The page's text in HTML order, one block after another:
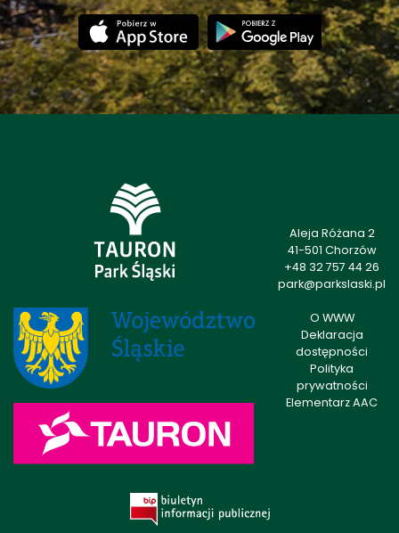
Aleja Różana 2
41-501 Chorzów
+48 32 757 44 26
park@parkslaski.pl
O WWW
Deklaracja
dostępności
Polityka
prywatności
Elementarz AAC